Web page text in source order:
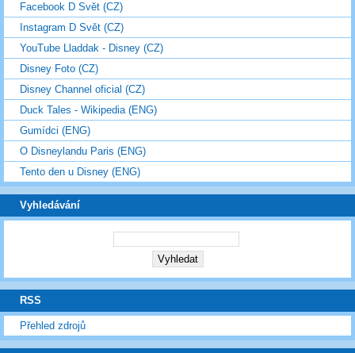
Facebook D Svět (CZ)
Instagram D Svět (CZ)
YouTube Lladdak - Disney (CZ)
Disney Foto (CZ)
Disney Channel oficial (CZ)
Duck Tales - Wikipedia (ENG)
Gumídci (ENG)
O Disneylandu Paris (ENG)
Tento den u Disney (ENG)
Vyhledávání
RSS
Přehled zdrojů